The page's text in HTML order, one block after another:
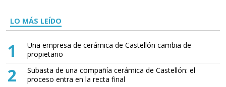
LO MÁS LEÍDO
1
Una empresa de cerámica de Castellón cambia de
propietario
2
Subasta de una compañía cerámica de Castellón: el
proceso entra en la recta final